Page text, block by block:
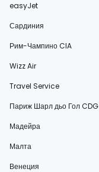
easyJet
Сардиния
Рим-Чампино CIA
Wizz Air
Travel Service
Париж Шарл дьо Гол CDG
Мадейра
Малта
Венеция